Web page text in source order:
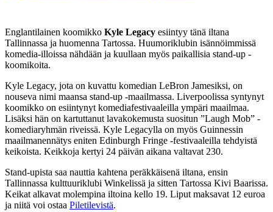
Englantilainen koomikko Kyle Legacy esiintyy tänä iltana
Tallinnassa ja huomenna Tartossa. Huumoriklubin isännöimmissä
komedia-illoissa nähdään ja kuullaan myös paikallisia stand-up -
koomikoita.
Kyle Legacy, jota on kuvattu komedian LeBron Jamesiksi, on
nouseva nimi maansa stand-up -maailmassa. Liverpoolissa syntynyt
koomikko on esiintynyt komediafestivaaleilla ympäri maailmaa.
Lisäksi hän on kartuttanut lavakokemusta suositun ”Laugh Mob” -
komediaryhmän riveissä. Kyle Legacylla on myös Guinnessin
maailmanennätys eniten Edinburgh Fringe -festivaaleilla tehdyistä
keikoista. Keikkoja kertyi 24 päivän aikana valtavat 230.
Stand-upista saa nauttia kahtena peräkkäisenä iltana, ensin
Tallinnassa kulttuuriklubi Winkelissä ja sitten Tartossa Kivi Baarissa.
Keikat alkavat molempina iltoina kello 19. Liput maksavat 12 euroa
ja niitä voi ostaa Piletilevistä.